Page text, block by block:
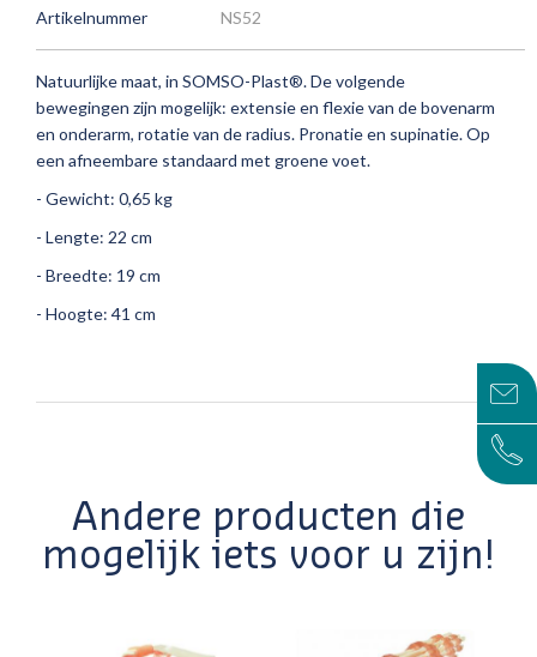
Artikelnummer NS52
Natuurlijke maat, in SOMSO-Plast®.De volgende
bewegingen zijn mogelijk: extensie en flexie van de bovenarm
en onderarm, rotatie van de radius. Pronatie en supinatie.Op
een afneembare standaard met groene voet.
- Gewicht: 0,65 kg
- Lengte: 22 cm
- Breedte: 19 cm
- Hoogte: 41 cm
Andere producten die
mogelijk iets voor u zijn!